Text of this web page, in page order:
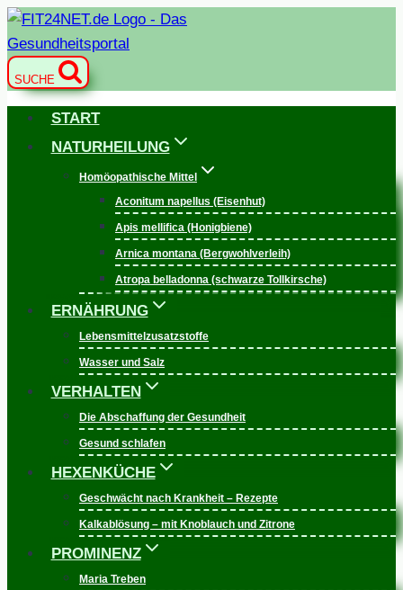
Zum
Inhalt
springen
SUCHE
START
NATURHEILUNG
Homöopathische Mittel
Aconitum napellus (Eisenhut)
Apis mellifica (Honigbiene)
Arnica montana (Bergwohlverleih)
Atropa belladonna (schwarze Tollkirsche)
ERNÄHRUNG
Lebensmittelzusatzstoffe
Wasser und Salz
VERHALTEN
Die Abschaffung der Gesundheit
Gesund schlafen
HEXENKÜCHE
Geschwächt nach Krankheit – Rezepte
Kalkablösung – mit Knoblauch und Zitrone
PROMINENZ
Maria Treben